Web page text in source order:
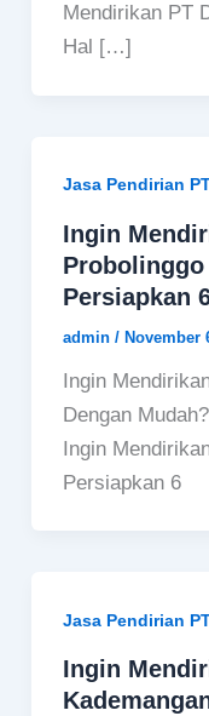
Mendirikan PT
Hal […]
Jasa Pendirian
Ingin
Probolinggo
Persiapkan
admin / November
Ingin
Dengan
Ingin
Persiapkan 6
Jasa Pendirian
Ingin